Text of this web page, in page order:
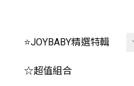
⭐JOYBABY精選特輯
🐳春夏品看這邊🐳
☆超值組合